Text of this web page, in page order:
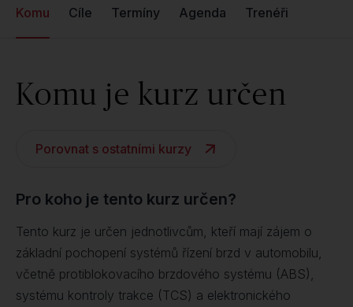
Komu Cíle Termíny Agenda Trenéři
Komu je kurz určen
Porovnat s ostatními kurzy
Pro koho je tento kurz určen?
Tento kurz je určen jednotlivcům, kteří mají zájem o
základní pochopení systémů řízení brzd v automobilu,
včetně protiblokovacího brzdového systému (ABS),
systému kontroly trakce (TCS) a elektronického